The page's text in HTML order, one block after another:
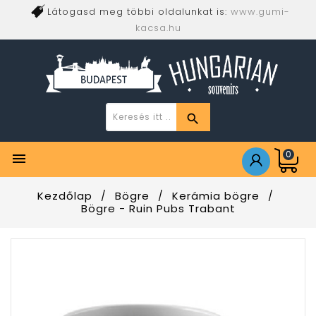
Látogasd meg többi oldalunkat is: www.gumi-
kacsa.hu
 0
Kezdőlap Bögre
Kerámia bögre
Bögre - Ruin Pubs Trabant